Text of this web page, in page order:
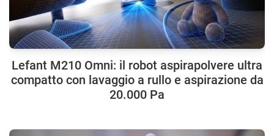
Lefant M210 Omni: il robot aspirapolvere ultra
compatto con lavaggio a rullo e aspirazione da
20.000 Pa